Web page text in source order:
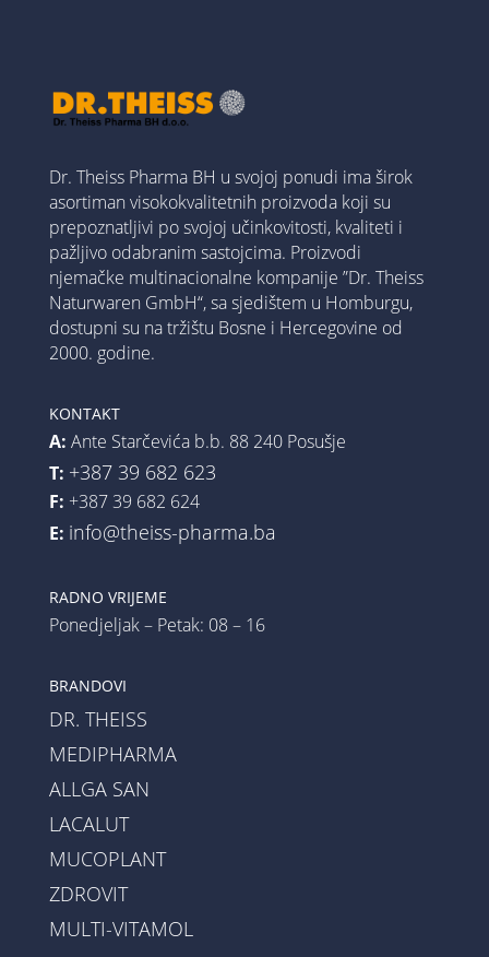
Dr. Theiss Pharma BH u svojoj ponudi ima širok
asortiman visokokvalitetnih proizvoda koji su
prepoznatljivi po svojoj učinkovitosti, kvaliteti i
pažljivo odabranim sastojcima. Proizvodi
njemačke multinacionalne kompanije ”Dr. Theiss
Naturwaren GmbH“, sa sjedištem u Homburgu,
dostupni su na tržištu Bosne i Hercegovine od
2000. godine.
KONTAKT
A: Ante Starčevića b.b. 88 240 Posušje
T: +387 39 682 623
F: +387 39 682 624
E: info@theiss-pharma.ba
RADNO VRIJEME
Ponedjeljak – Petak: 08 – 16
BRANDOVI
DR. THEISS
MEDIPHARMA
ALLGA SAN
LACALUT
MUCOPLANT
ZDROVIT
MULTI-VITAMOL